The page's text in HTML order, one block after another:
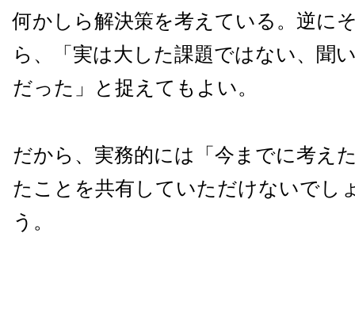
何かしら解決策を考えている。逆に
ら、「実は大した課題ではない、聞
だった」と捉えてもよい。
だから、実務的には「今までに考え
たことを共有していただけないでし
う。